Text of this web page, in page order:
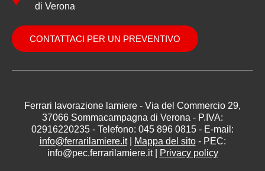
di Verona
CONTATTACI PER UN PREVENTIVO
Ferrari lavorazione lamiere - Via del Commercio 29,
37066 Sommacampagna di Verona - P.IVA:
02916220235 - Telefono: 045 896 0815 - E-mail:
info@ferrarilamiere.it| Mappa del sito- PEC:
info@pec.ferrarilamiere.it |
Privacy policy